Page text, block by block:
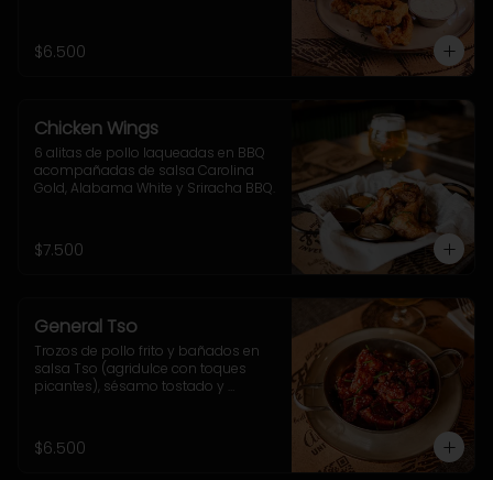
$6.500
Chicken Wings
6 alitas de pollo laqueadas en BBQ
acompañadas de salsa Carolina
Gold, Alabama White y Sriracha BBQ.
$7.500
General Tso
Trozos de pollo frito y bañados en
salsa Tso (agridulce con toques
picantes), sésamo tostado y
$6.500